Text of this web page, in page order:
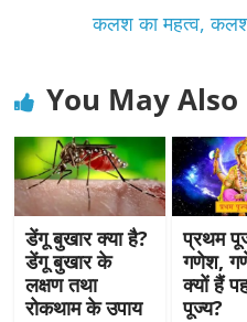
कलश का महत्व,
You May
डेंगू बुखार क्या है?
डेंगू बुखार के
लक्षण तथा
रोकथाम के उपाय
प्रथम
गणेश,
क्यों हैं
पूज्य?